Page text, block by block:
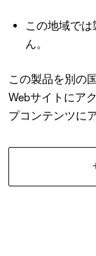
この地域で
ん。
この製品を別の
Webサイトにア
プコンテンツに